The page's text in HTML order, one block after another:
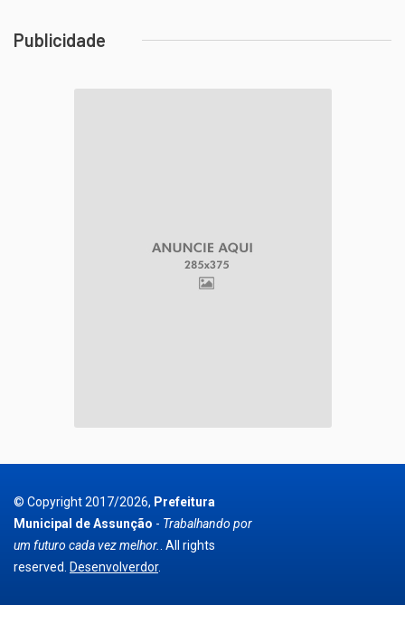
Publicidade
© Copyright 2017/2026, Prefeitura
Municipal de Assunção - Trabalhando por
um futuro cada vez melhor.. All rights
reserved. Desenvolverdor.